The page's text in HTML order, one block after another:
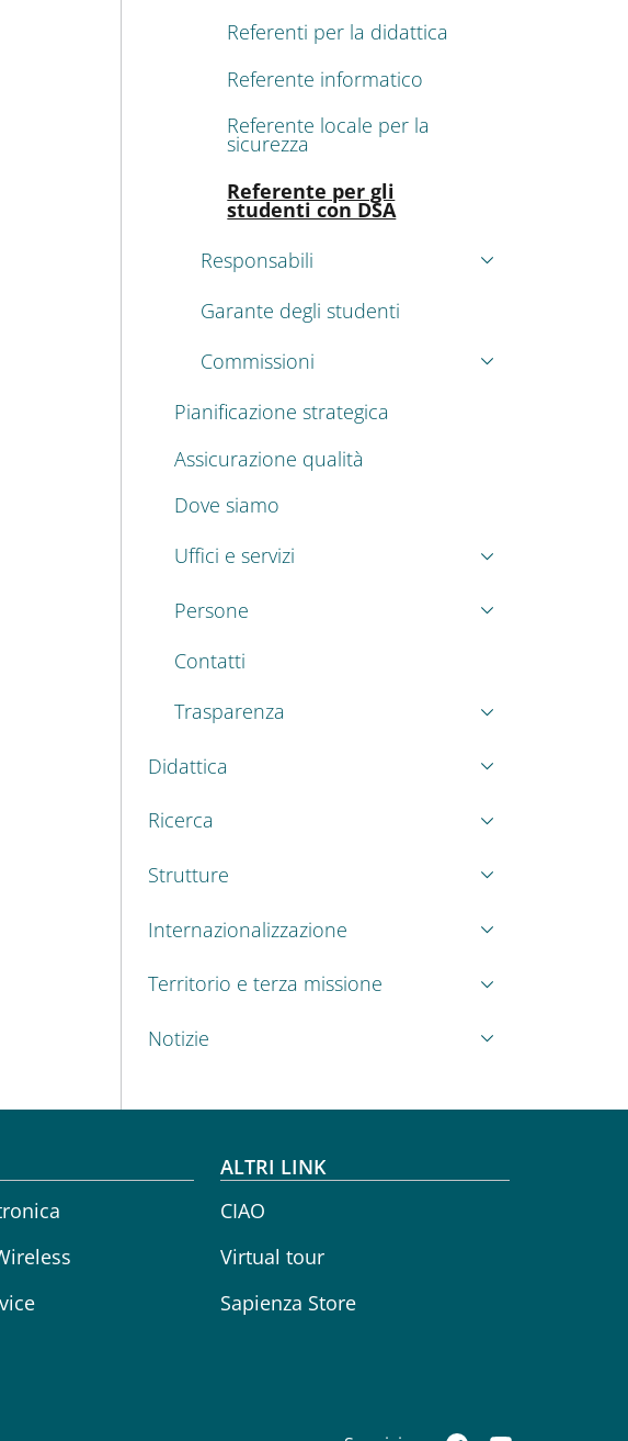
Referenti per la didattica
Referente informatico
Referente locale per la
sicurezza
Referente per gli
studenti con DSA
Responsabili
Garante degli studenti
Commissioni
Pianificazione strategica
Assicurazione qualità
Dove siamo
Uffici e servizi
Persone
Contatti
Trasparenza
Didattica
Ricerca
Strutture
Internazionalizzazione
Territorio e terza missione
Notizie
ALTRI LINK
CIAO
Virtual tour
Sapienza Store